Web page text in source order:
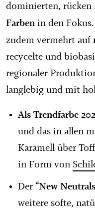
dominierten, rücken
Farben in den
zudem vermehrt auf
recycelte und
regionaler
langlebig und mit
Als Trendfarbe
und das in allen
Karamell über
in Form von
Der “New
weitere softe,